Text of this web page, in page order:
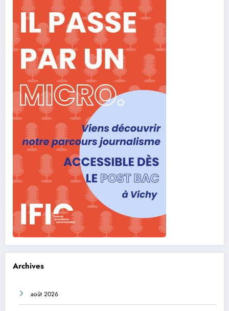
Archives
août 2026